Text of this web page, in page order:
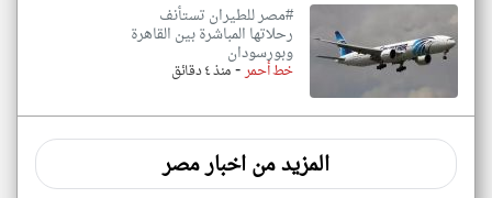
#مصر للطيران تستأنف
رحلاتها المباشرة بين القاهرة
وبورسودان
خط أحمر-منذ ٤ دقائق
المزيد من اخبار مصر